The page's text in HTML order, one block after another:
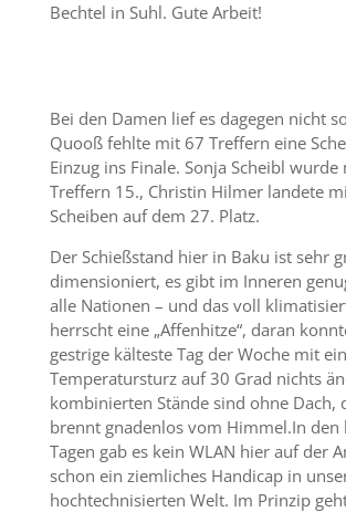
Bechtel in Suhl. Gute Arbeit!
Bei den Damen lief es dagegen nicht
Quooß fehlte mit 67 Treffern eine
Einzug ins Finale. Sonja Scheibl wurde
Treffern 15., Christin Hilmer landete
Scheiben auf dem 27. Platz.
Der Schießstand hier in Baku ist sehr
dimensioniert, es gibt im Inneren
alle Nationen – und das voll
herrscht eine „Affenhitze“, daran
gestrige kälteste Tag der Woche mit
Temperatursturz auf 30 Grad nichts
kombinierten Stände sind ohne Dach,
brennt gnadenlos vom Himmel.In den
Tagen gab es kein WLAN hier auf der
schon ein ziemliches Handicap in
hochtechnisierten Welt. Im Prinzip